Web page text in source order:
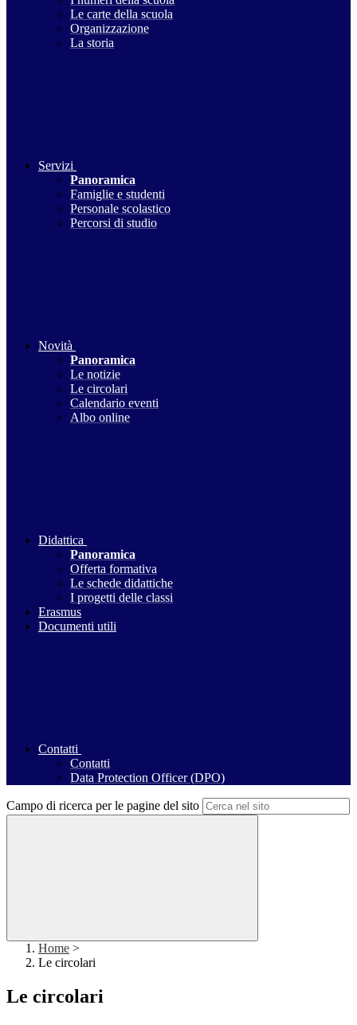
Le carte della scuola
Organizzazione
La storia
Servizi
Panoramica
Famiglie e studenti
Personale scolastico
Percorsi di studio
Novità
Panoramica
Le notizie
Le circolari
Calendario eventi
Albo online
Didattica
Panoramica
Offerta formativa
Le schede didattiche
I progetti delle classi
Erasmus
Documenti utili
Contatti
Contatti
Data Protection Officer (DPO)
Campo di ricerca per le pagine del sito
Home >
Le circolari
Le circolari